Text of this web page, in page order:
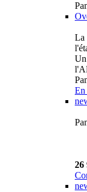
La
Un
En
26